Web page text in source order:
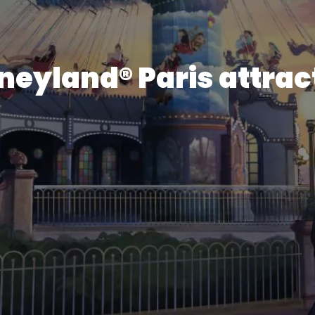
Paris